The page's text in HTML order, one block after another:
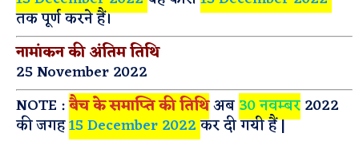
तक पूर्ण करने हैं।
नामांकन की अंतिम तिथि
25 November 2022
NOTE :बैच के समाप्ति की तिथिअब30 नवम्बर2022
की जगह15 December 2022कर दी गयी हैं |